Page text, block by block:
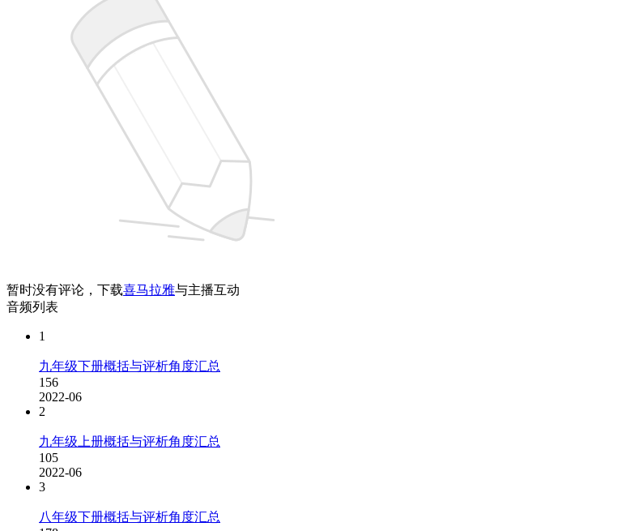
暂时没有评论，下载喜马拉雅与主播互动
音频列表
1
九年级下册概括与评析角度汇总
156
2022-06
2
九年级上册概括与评析角度汇总
105
2022-06
3
八年级下册概括与评析角度汇总